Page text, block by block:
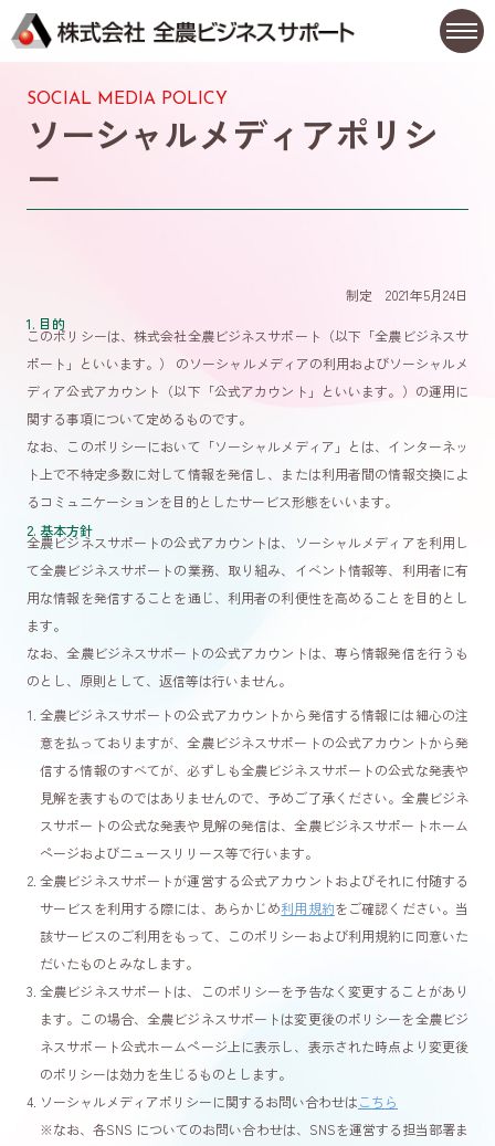
発酵そみファ
公式Instagram
発酵そみファ
公式Ｘ
採用・研修担当
公式Ｘ
キャリア採用
SOCIAL MEDIA POLICY
ソーシャルメディアポリシ
ー
制定 2021年5月24日
1. 目的
このポリシーは、株式会社全農ビジネスサポート（以下「全農ビジネスサ
ポート」といいます。） のソーシャルメディアの利用およびソーシャルメ
ディア公式アカウント（以下「公式アカウント」といいます。）の運用に
関する事項について定めるものです。
なお、このポリシーにおいて「ソーシャルメディア」とは、インターネッ
ト上で不特定多数に対して情報を発信し、または利用者間の情報交換によ
るコミュニケーションを目的としたサービス形態をいいます。
2. 基本方針
全農ビジネスサポートの公式アカウントは、ソーシャルメディアを利用し
て全農ビジネスサポートの業務、取り組み、イベント情報等、利用者に有
用な情報を発信することを通じ、利用者の利便性を高めることを目的とし
ます。
なお、全農ビジネスサポートの公式アカウントは、専ら情報発信を行うも
のとし、原則として、返信等は行いません。
全農ビジネスサポートの公式アカウントから発信する情報には細心の注
意を払っておりますが、全農ビジネスサポートの公式アカウントから発
信する情報のすべてが、必ずしも全農ビジネスサポートの公式な発表や
見解を表すものではありませんので、予めご了承ください。全農ビジネ
スサポートの公式な発表や見解の発信は、全農ビジネスサポートホーム
ページおよびニュースリリース等で行います。
全農ビジネスサポートが運営する公式アカウントおよびそれに付随する
サービスを利用する際には、あらかじめ利用規約をご確認ください。当
該サービスのご利用をもって、このポリシーおよび利用規約に同意いた
だいたものとみなします。
全農ビジネスサポートは、このポリシーを予告なく変更することがあり
ます。この場合、全農ビジネスサポートは変更後のポリシーを全農ビジ
ネスサポート公式ホームページ上に表示し、表示された時点より変更後
のポリシーは効力を生じるものとします。
ソーシャルメディアポリシーに関するお問い合わせはこちら
※なお、各SNS についてのお問い合わせは、SNSを運営する担当部署ま